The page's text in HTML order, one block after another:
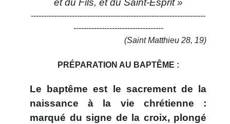
et du Fils, et du Saint-Esprit »
--------------------------------------------------------------------
-----------------------------------
(Saint Matthieu 28, 19)
PRÉPARATION AU BAPTÊME :
Le baptême est le sacrement de la
naissance à la vie chrétienne :
marqué du signe de la croix, plongé